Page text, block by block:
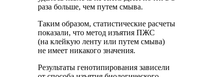
раза больше, чем путем смыва.
Таким образом, статистические расчеты
показали, что метод изъятия ПЖС
(на клейкую ленту или путем смыва)
не имеет никакого значения.
Результаты генотипирования зависели